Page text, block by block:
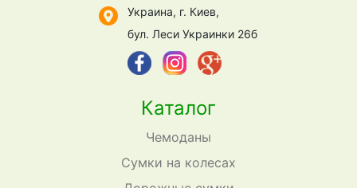
Каталог
Чемоданы
Сумки на колесах
Украина, г. Киев,
бул. Леси Украинки 26б